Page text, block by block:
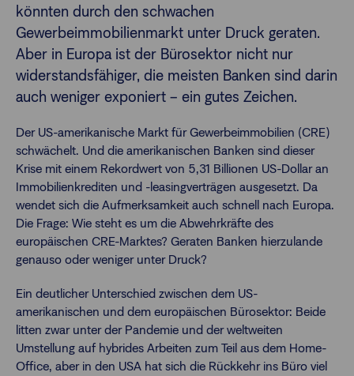
Login
könnten durch den schwachen
Gewerbeimmobilienmarkt unter Druck geraten.
Aber in Europa ist der Bürosektor nicht nur
widerstandsfähiger, die meisten Banken sind darin
auch weniger exponiert – ein gutes Zeichen.
Der US-amerikanische Markt für Gewerbeimmobilien (CRE)
schwächelt. Und die amerikanischen Banken sind dieser
Krise mit einem Rekordwert von 5,31 Billionen US-Dollar an
Immobilienkrediten und -leasingverträgen ausgesetzt. Da
wendet sich die Aufmerksamkeit auch schnell nach Europa.
Die Frage: Wie steht es um die Abwehrkräfte des
europäischen CRE-Marktes? Geraten Banken hierzulande
genauso oder weniger unter Druck?
Ein deutlicher Unterschied zwischen dem US-
amerikanischen und dem europäischen Bürosektor: Beide
litten zwar unter der Pandemie und der weltweiten
Umstellung auf hybrides Arbeiten zum Teil aus dem Home-
Office, aber in den USA hat sich die Rückkehr ins Büro viel